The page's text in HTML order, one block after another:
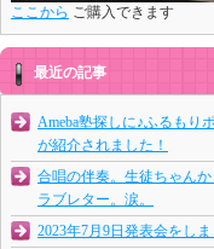
ここから ご購入できます
最近の記事
Ameba塾探しに♪ふるもり
が紹介されました！
合唱の伴奏。生徒ちゃん
ラブレター。涙。
2023年7月9日発表会をし